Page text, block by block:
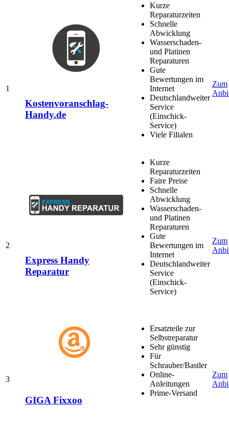
1
Kostenvoranschlag-
Handy.de
Kurze
Reparaturzeiten
Schnelle
Abwicklung
Wasserschaden-
und Platinen
Reparaturen
Gute
Bewertungen im
Internet
Deutschlandweiter
Service
(Einschick-
Service)
Viele Filialen
Zum
2
Express Handy
Reparatur
Kurze
Reparaturzeiten
Faire Preise
Schnelle
Abwicklung
Wasserschaden-
und Platinen
Reparaturen
Gute
Bewertungen im
Internet
Deutschlandweiter
Service
(Einschick-
Service)
Zum
3
GIGA Fixxoo
Ersatzteile zur
Selbstreparatur
Sehr günstig
Für
Schrauber/Bastler
Online-
Anleitungen
Prime-Versand
Zum